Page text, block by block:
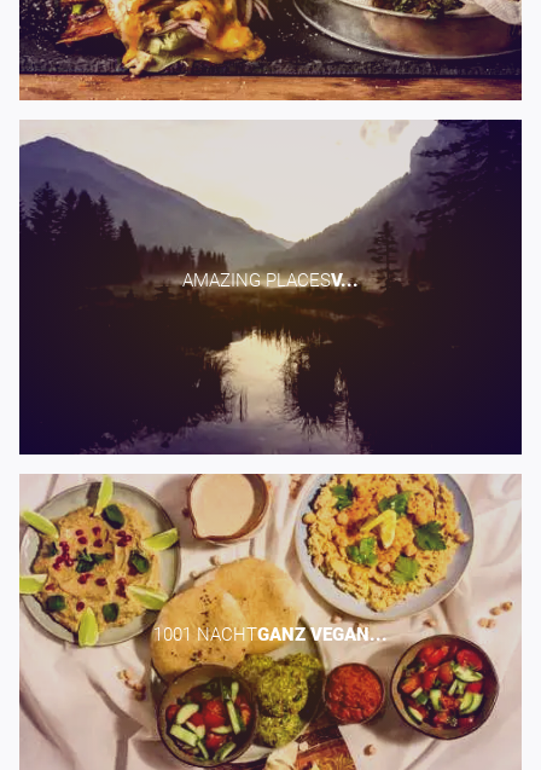
AMAZING PLACES​V...
1001 NACHT​GANZ VEGAN...